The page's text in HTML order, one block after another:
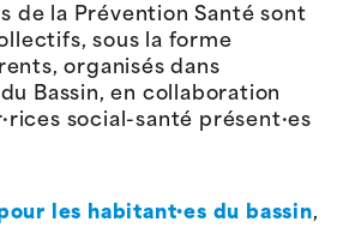
de la Prévention Santé sont
sous la forme
organisés dans
Bassin, en collaboration
social-santé présent·es
les habitant·es du bassin,